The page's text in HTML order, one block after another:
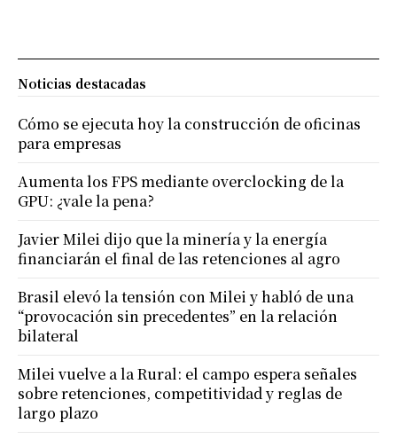
Noticias destacadas
Cómo se ejecuta hoy la construcción de oficinas
para empresas
Aumenta los FPS mediante overclocking de la
GPU: ¿vale la pena?
Javier Milei dijo que la minería y la energía
financiarán el final de las retenciones al agro
Brasil elevó la tensión con Milei y habló de una
“provocación sin precedentes” en la relación
bilateral
Milei vuelve a la Rural: el campo espera señales
sobre retenciones, competitividad y reglas de
largo plazo